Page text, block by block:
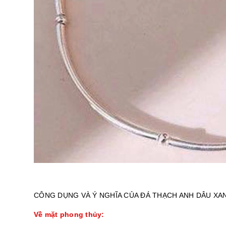
CÔNG DỤNG VÀ Ý NGHĨA CỦA ĐÁ THẠCH ANH DÂU
Về mặt phong thủy: